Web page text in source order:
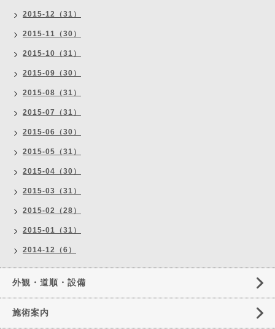
2015-12（31）
2015-11（30）
2015-10（31）
2015-09（30）
2015-08（31）
2015-07（31）
2015-06（30）
2015-05（31）
2015-04（30）
2015-03（31）
2015-02（28）
2015-01（31）
2014-12（6）
外観・道順・設備
施術案内